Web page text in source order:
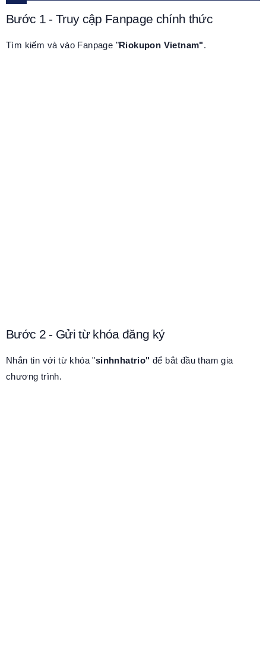
Bước 1 - Truy cập Fanpage chính thức
Tìm kiếm và vào Fanpage "Riokupon Vietnam".
Bước 2 - Gửi từ khóa đăng ký
Nhắn tin với từ khóa "sinhnhatrio" để bắt đầu tham gia
chương trình.